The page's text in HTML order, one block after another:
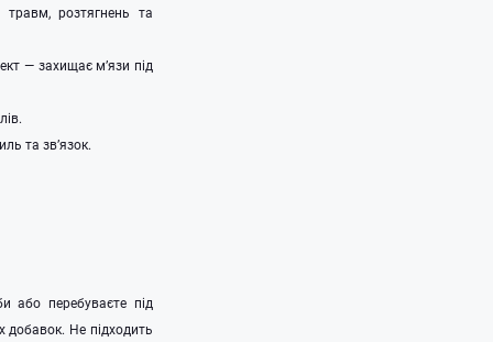
травм, розтягнень та
— захищає м’язи під
та зв’язок.
або перебуваєте під
добавок. Не підходить